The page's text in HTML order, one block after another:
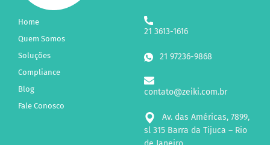
Home
Quem Somos
Soluções
Compliance
Blog
Fale Conosco
21 3613-1616
21 97236-9868
contato@zeiki.com.br
Av. das Américas, 7899,
sl 315 Barra da Tijuca – Rio